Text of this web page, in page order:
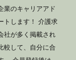
業のキャリアアド
トします！ 介護求
社が多く掲載され
較して、自分に合